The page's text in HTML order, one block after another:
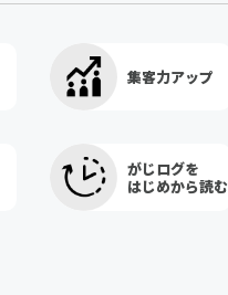
集客力アップ
がじログを
はじめから読む